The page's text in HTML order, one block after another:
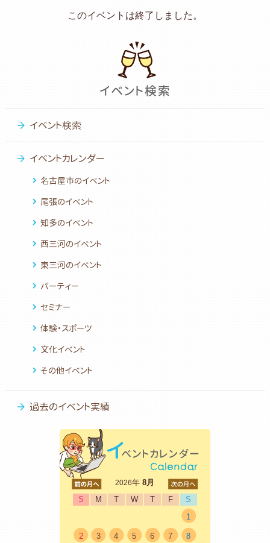
このイベントは終了しました。
イベント検索
イベントカレンダー
名古屋市のイベント
尾張のイベント
知多のイベント
西三河のイベント
東三河のイベント
パーティー
セミナー
体験・スポーツ
文化イベント
その他イベント
過去のイベント実績
2026年8月
S
M T W T F
S
1
2 3 4 5 6 7 8